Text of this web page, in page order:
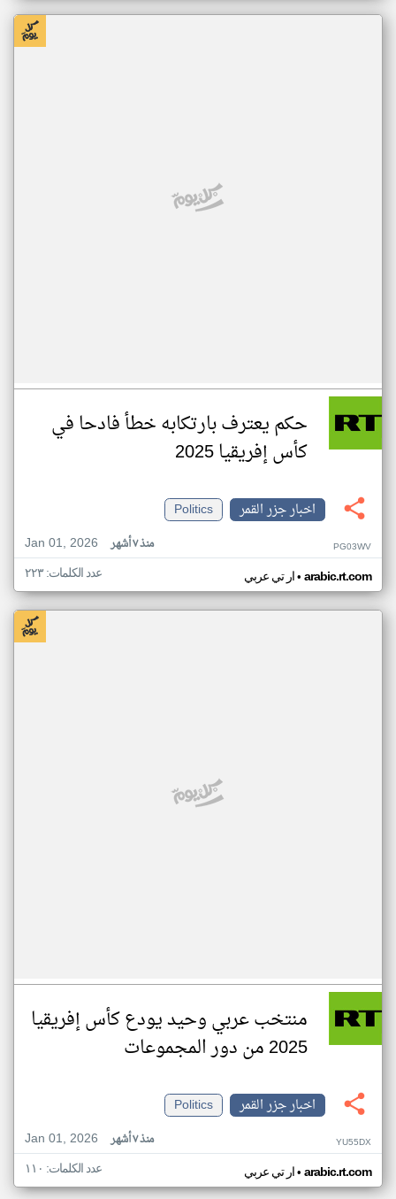
حكم يعترف بارتكابه خطأ فادحا في
كأس إفريقيا 2025
اخبار جزر القمر
Politics
Jan 01, 2026
منذ ٧ أشهر PG03WV
ار تي عربي• arabic.rt.com عدد الكلمات: ٢٢٣
منتخب عربي وحيد يودع كأس إفريقيا
2025 من دور المجموعات
اخبار جزر القمر
Politics
Jan 01, 2026
منذ ٧ أشهر YU55DX
ار تي عربي• arabic.rt.com عدد الكلمات: ١١٠